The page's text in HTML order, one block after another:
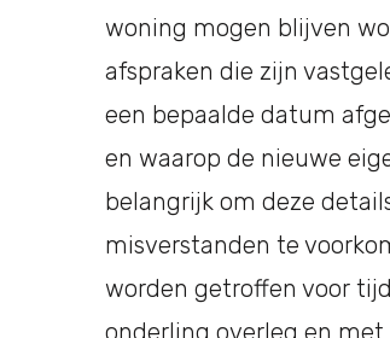
woning mogen blijven
afspraken die zijn
een bepaalde datum
en waarop de nieuwe
belangrijk om deze
misverstanden te
worden getroffen voor
onderling overleg en met